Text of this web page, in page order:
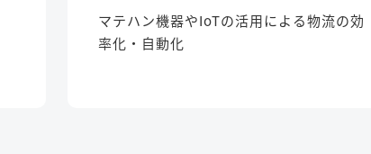
マテハン機器やIoTの活用による物流の効
率化・自動化